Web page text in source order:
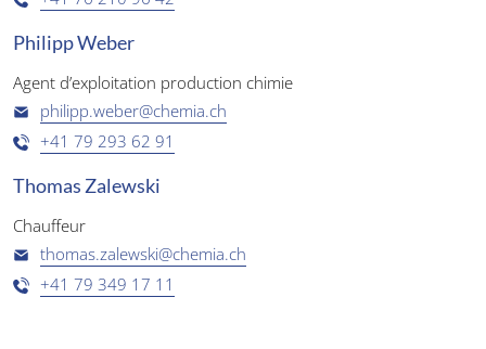
Philipp Weber
Agent d’exploitation production chimie
philipp.weber@chemia.ch
+41 79 293 62 91
Thomas Zalewski
Chauffeur
thomas.zalewski@chemia.ch
+41 79 349 17 11